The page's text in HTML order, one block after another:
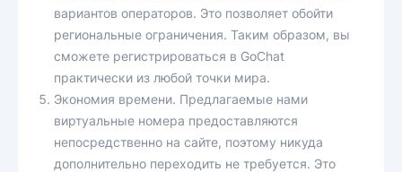
вариантов операторов. Это позволяет обойти
региональные ограничения. Таким образом, вы
сможете регистрироваться в GoChat
практически из любой точки мира.
Экономия времени. Предлагаемые нами
виртуальные номера предоставляются
непосредственно на сайте, поэтому никуда
дополнительно переходить не требуется. Это